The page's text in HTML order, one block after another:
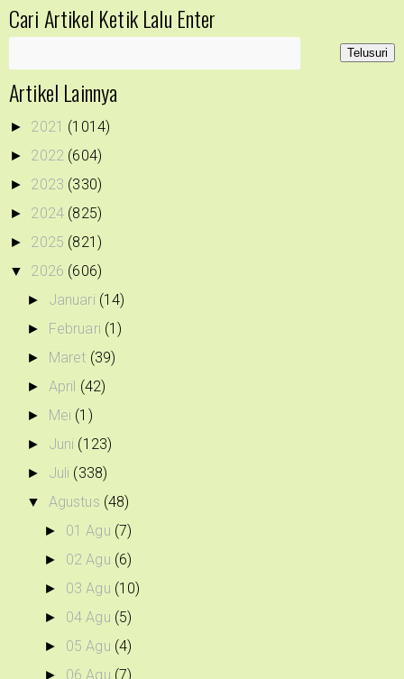
Cari Artikel Ketik Lalu Enter
Artikel Lainnya
► 2021 (1014)
► 2022 (604)
► 2023 (330)
► 2024 (825)
► 2025 (821)
▼ 2026 (606)
► Januari (14)
► Februari (1)
► Maret (39)
► April (42)
► Mei (1)
► Juni (123)
► Juli (338)
▼ Agustus (48)
► 01 Agu (7)
► 02 Agu (6)
► 03 Agu (10)
► 04 Agu (5)
► 05 Agu (4)
► 06 Agu (7)